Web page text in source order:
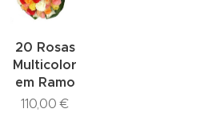
20 Rosas
Multicolor
em Ramo
110,00 €